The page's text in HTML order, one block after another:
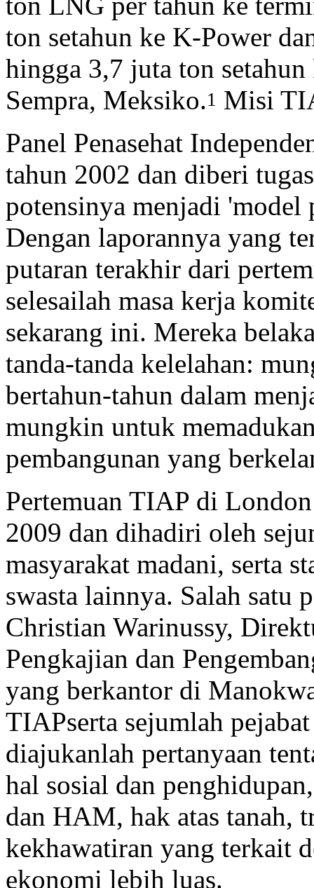
ton setahun ke K-Power
hingga 3,7 juta ton
Sempra, Meksiko.1 Misi
Panel Penasehat
tahun 2002 dan diberi
potensinya menjadi 'model
Dengan laporannya yang
putaran terakhir dari
selesailah masa kerja
sekarang ini. Mereka
tanda-tanda kelelahan:
bertahun-tahun dalam
mungkin untuk
pembangunan yang
Pertemuan TIAP di
2009 dan dihadiri oleh
masyarakat madani, serta
swasta lainnya. Salah satu
Christian Warinussy,
Pengkajian dan
yang berkantor di
TIAPserta sejumlah
diajukanlah pertanyaan
hal sosial dan
dan HAM, hak atas tanah,
kekhawatiran yang terkait
ekonomi lebih luas.